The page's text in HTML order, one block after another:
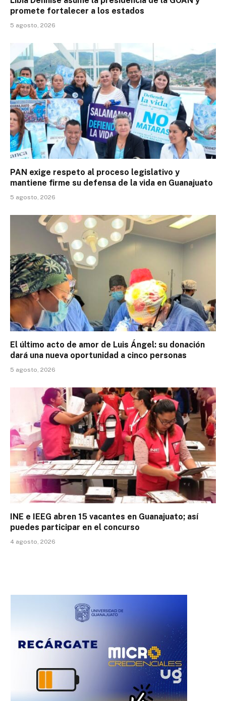
promete fortalecer a los estados
5 agosto, 2026
PAN exige respeto al proceso legislativo y
mantiene firme su defensa de la vida en Guanajuato
5 agosto, 2026
El último acto de amor de Luis Ángel: su donación
dará una nueva oportunidad a cinco personas
5 agosto, 2026
INE e IEEG abren 15 vacantes en Guanajuato; así
puedes participar en el concurso
4 agosto, 2026